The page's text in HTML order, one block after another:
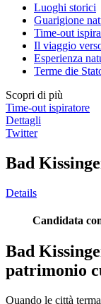
Luoghi storici
Guarigione
Time-out
Il viaggio
Esperienza
Terme die
Scopri di più
Time-out ispiratore
Dettagli
Twitter
Bad
Details
Candidata
Bad
patrimonio
Quando le città